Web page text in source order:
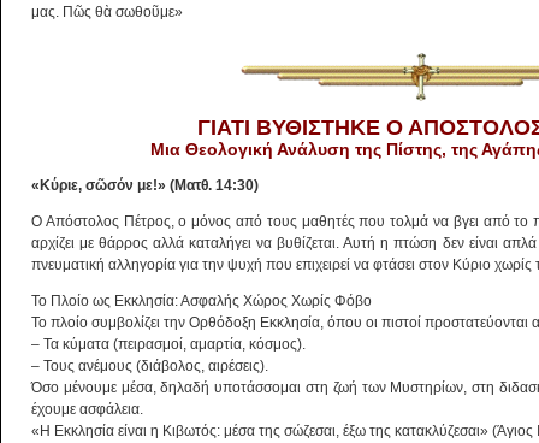
μας. Πῶς θὰ σωθοῦμε»
ΓΙΑΤΙ ΒΥΘΙΣΤΗΚΕ Ο
Μια Θεολογική Ανάλυση της Πίστης, της
«Κύριε, σῶσόν με!» (Ματθ. 14:30)
Ο Απόστολος Πέτρος, ο μόνος από τους μαθητές που τολμά να βγει από το
αρχίζει με θάρρος αλλά καταλήγει να βυθίζεται. Αυτή η πτώση δεν είναι
πνευματική αλληγορία για την ψυχή που επιχειρεί να φτάσει στον Κύριο
Το Πλοίο ως Εκκλησία: Ασφαλής Χώρος Χωρίς Φόβο
Το πλοίο συμβολίζει την Ορθόδοξη Εκκλησία, όπου οι πιστοί προστατεύονται
– Τα κύματα (πειρασμοί, αμαρτία, κόσμος).
– Τους ανέμους (διάβολος, αιρέσεις).
Όσο μένουμε μέσα, δηλαδή υποτάσσομαι στη ζωή των Μυστηρίων, στη
έχουμε ασφάλεια.
«Η Εκκλησία είναι η Κιβωτός: μέσα της σώζεσαι, έξω της κατακλύζεσαι»